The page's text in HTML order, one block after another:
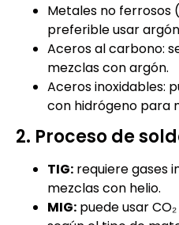
Metales no ferrosos
preferible usar
Aceros al carbono:
mezclas con argón.
Aceros inoxidables:
con hidrógeno para
2. Proceso de
TIG: requiere gases
mezclas con helio.
MIG: puede usar